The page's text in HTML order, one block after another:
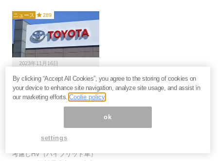
ニュース 289
2023年11月16日
トヨタ「全固体電池」
EVが世界を席巻する理
由。5年遅れの中国勢を
完全に引き離しへ＝勝又
トヨタ自動車は、EVに特化す
ることなく、顧客の利便性を
考慮しHV（ハイブリッド車）
By clicking “Accept All Cookies”, you agree to the storing of cookies on
your device to enhance site navigation, analyze site usage, and assist in
our marketing efforts.Coolie policy
ok
settings